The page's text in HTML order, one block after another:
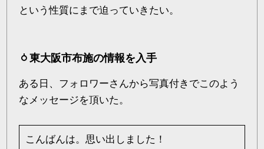
という性質にまで迫っていきたい。
東大阪市布施の情報を入手
ある日、フォロワーさんから写真付きでこのよう
なメッセージを頂いた。
こんばんは。思い出しました！